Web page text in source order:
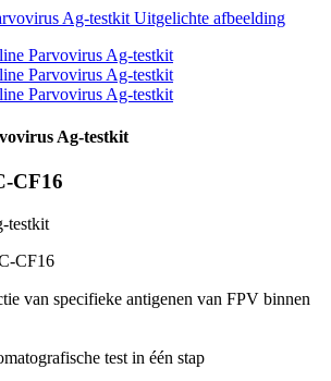
Ag-testkit
CF16
testkit
CF16
van specifieke antigenen van FPV binnen
test in één stap